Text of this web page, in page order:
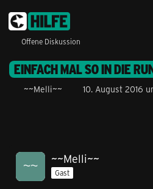
Offene Diskussion
EINFACH MAL SO IN DIE
~~Melli~~ 10. August 2016
~~Melli~~
Gast